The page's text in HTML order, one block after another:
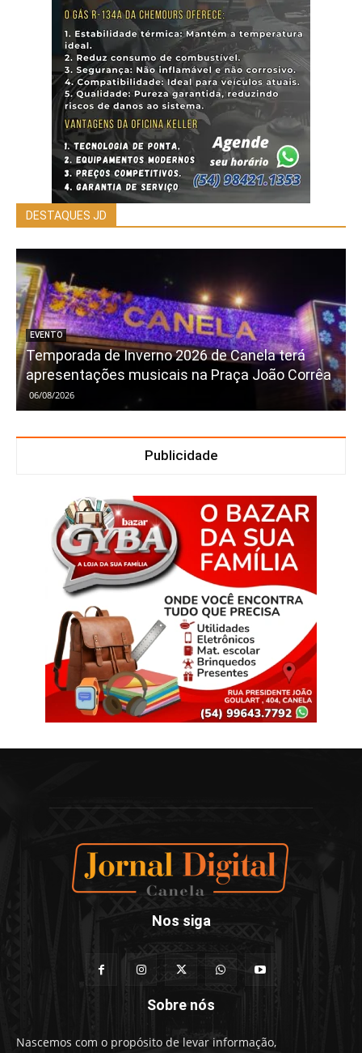
DESTAQUES JD
EVENTO
Temporada de Inverno 2026 de Canela terá
apresentações musicais na Praça João Corrêa
06/08/2026
Publicidade
Nos siga
Sobre nós
Nascemos com o propósito de levar informação,